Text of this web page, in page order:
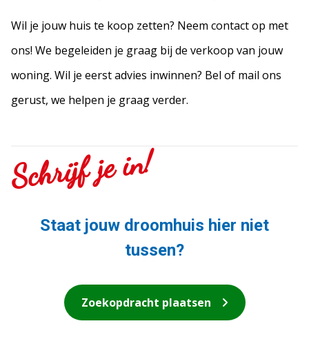
Wil je jouw huis te koop zetten? Neem contact op met
ons! We begeleiden je graag bij de verkoop van jouw
woning. Wil je eerst advies inwinnen? Bel of mail ons
gerust, we helpen je graag verder.
Staat jouw droomhuis hier niet
tussen?
Schrijf je in!
Zoekopdracht plaatsen